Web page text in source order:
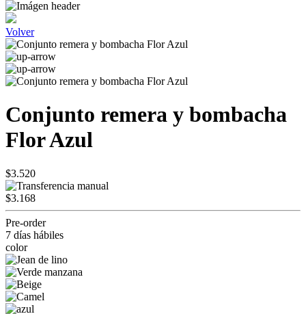
Volver
Conjunto remera y bombacha
Flor Azul
$3.520
$3.168
Pre-order
7 días hábiles
color